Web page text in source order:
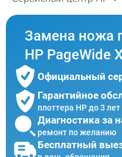
Замена ножа
HP PageWide
Официальный
Гарантийное
плоттера HP до 3 лет
Диагностика за
ремонт по желанию
Бесплатный